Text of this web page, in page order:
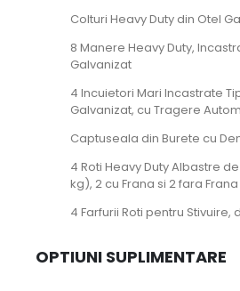
Colturi Heavy Duty din Otel
8 Manere Heavy Duty,
Galvanizat
4 Incuietori Mari Incastrate
Galvanizat, cu Tragere
Captuseala din Burete cu
4 Roti Heavy Duty Albastre
kg), 2 cu Frana si 2 fara Frana
4 Farfurii Roti pentru Stivuire,
OPTIUNI SUPLIMENTARE